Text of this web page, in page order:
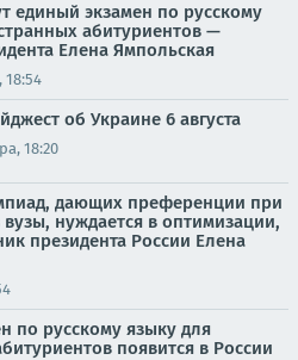
единый экзамен по русскому
абитуриентов —
Елена Ямпольская
18:54
об Украине 6 августа
18:20
дающих преференции при
нуждается в оптимизации,
президента России Елена
по русскому языку для
появится в России